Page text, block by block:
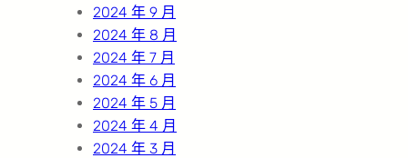
2024 年 9 月
2024 年 8 月
2024 年 7 月
2024 年 6 月
2024 年 5 月
2024 年 4 月
2024 年 3 月